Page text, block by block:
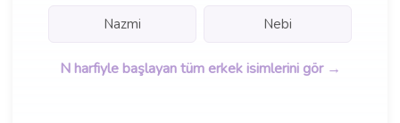
Nazmi Nebi
N harfiyle başlayan tüm erkek isimlerini gör →